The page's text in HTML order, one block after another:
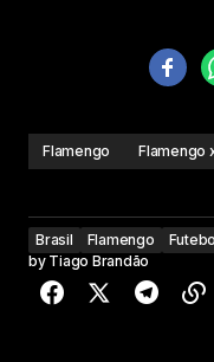
Flamengo Flamengo
Brasil Flamengo
by Tiago Brandão